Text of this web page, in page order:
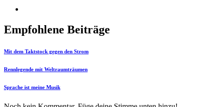
Empfohlene Beiträge
Mit dem Taktstock gegen den Strom
Rennlegende mit Weltraumträumen
Sprache ist meine Musik